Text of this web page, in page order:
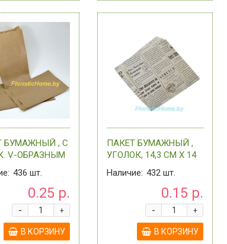
БУМАЖНЫЙ , С
V-ОБРАЗНЫМ
СМ Х 25 СМ
0 - В
436 шт.
0.25 р.
+
-
В КОРЗИНУ
ПАКЕТ БУМАЖНЫЙ ,
УГОЛОК, 14,3 СМ Х 14
СМ , 0 - В
АССОРТИМЕНТЕ
Наличие: 432 шт.
0.15 р.
+
-
В КОРЗИНУ